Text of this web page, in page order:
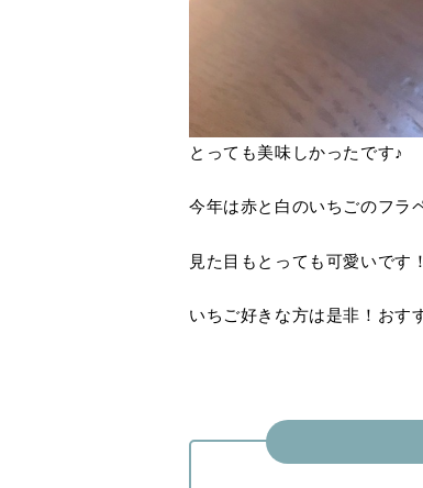
とっても美味しかったです♪
今年は赤と白のいちごのフ
見た目もとっても可愛いです！
いちご好きな方は是非！おす